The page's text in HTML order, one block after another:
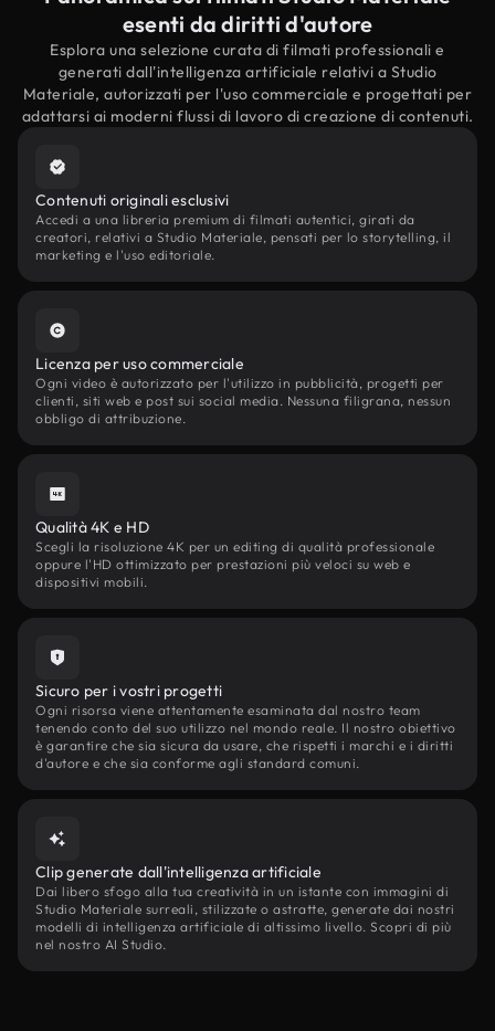
esenti da diritti d'autore
Esplora una selezione curata di filmati professionali e
generati dall'intelligenza artificiale relativi a Studio
Materiale, autorizzati per l'uso commerciale e progettati per
adattarsi ai moderni flussi di lavoro di creazione di contenuti.
Contenuti originali esclusivi
Accedi a una libreria premium di filmati autentici, girati da
creatori, relativi a Studio Materiale, pensati per lo storytelling, il
marketing e l'uso editoriale.
Licenza per uso commerciale
Ogni video è autorizzato per l'utilizzo in pubblicità, progetti per
clienti, siti web e post sui social media. Nessuna filigrana, nessun
obbligo di attribuzione.
Qualità 4K e HD
Scegli la risoluzione 4K per un editing di qualità professionale
oppure l'HD ottimizzato per prestazioni più veloci su web e
dispositivi mobili.
Sicuro per i vostri progetti
Ogni risorsa viene attentamente esaminata dal nostro team
tenendo conto del suo utilizzo nel mondo reale. Il nostro obiettivo
è garantire che sia sicura da usare, che rispetti i marchi e i diritti
d'autore e che sia conforme agli standard comuni.
Clip generate dall'intelligenza artificiale
Dai libero sfogo alla tua creatività in un istante con immagini di
Studio Materiale surreali, stilizzate o astratte, generate dai nostri
modelli di intelligenza artificiale di altissimo livello. Scopri di più
nel nostro AI Studio.